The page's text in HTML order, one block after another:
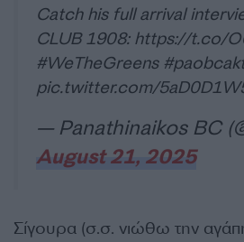
Catch his full arrival
CLUB 1908: https://t.co/
#WeTheGreens
pic.twitter.com/
— Panathinaikos BC
August 21, 2025
Σίγουρα (σ.σ. νιώθω την